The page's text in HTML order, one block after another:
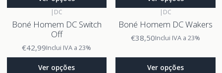
| DC
Boné Homem DC Switch
Off
€42,99Inclui IVA a 23%
Ver opções
| DC
Boné Homem DC Wakers
€38,50Inclui IVA a 23%
Ver opções